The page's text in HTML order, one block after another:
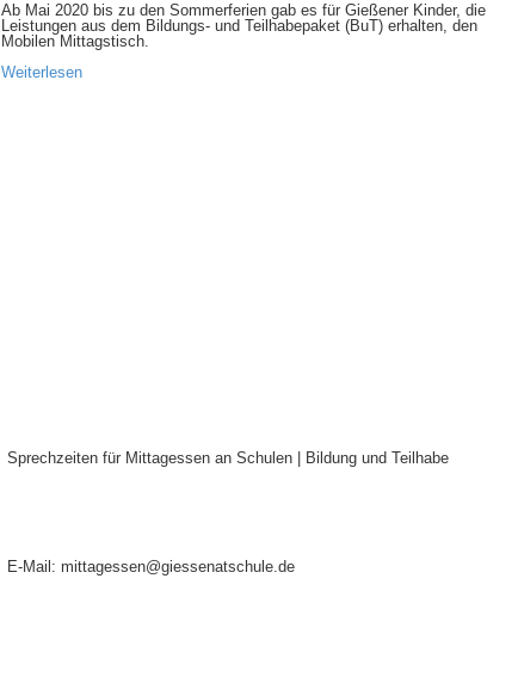
Ab Mai 2020 bis zu den Sommerferien gab es für Gießener Kinder, die
Leistungen aus dem Bildungs- und Teilhabepaket (BuT) erhalten, den
Mobilen Mittagstisch.
Weiterlesen
Sprechzeiten für Mittagessen an Schulen | Bildung und Teilhabe
E-Mail: mittagessen@giessenatschule.de